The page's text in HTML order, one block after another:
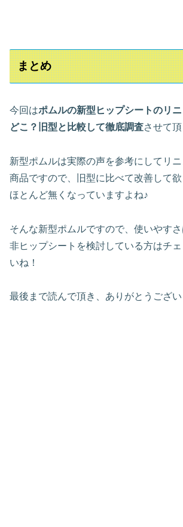
まとめ
今回はポムルの新型ヒップシートのリ
どこ？旧型と比較して徹底調査させて頂
新型ポムルは実際の声を参考にしてリ
商品ですので、旧型に比べて改善して
ほとんど無くなっていますよね♪
そんな新型ポムルですので、使いやす
非ヒップシートを検討している方はチ
いね！
最後まで読んで頂き、ありがとうござ